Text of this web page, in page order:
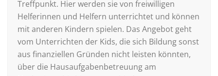
Treffpunkt. Hier werden sie von freiwilligen
Helferinnen und Helfern unterrichtet und können
mit anderen Kindern spielen. Das Angebot geht
vom Unterrichten der Kids, die sich Bildung sonst
aus finanziellen Gründen nicht leisten könnten,
über die Hausaufgabenbetreuung am